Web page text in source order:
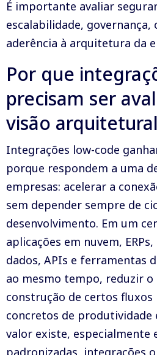
É importante avaliar
escalabilidade, governança,
aderência à arquitetura da
Por que
precisam ser
visão arquitetural
Integrações low-code
porque respondem a uma
empresas: acelerar a
sem depender sempre de
desenvolvimento. Em um
aplicações em nuvem,
dados, APIs e ferramentas
ao mesmo tempo, reduzir o
construção de certos fluxos
concretos de produtividade
valor existe, especialmente
padronizadas, integrações